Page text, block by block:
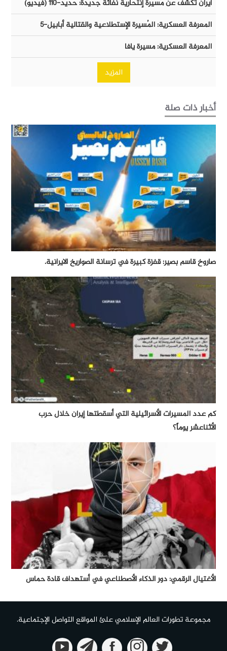
ايران تكشف عن مُسيرة إنتحارية نفاثة جديدة: حديد-١١٠ (فيديو)
المعرفة العسكرية: المُسيرة الإستطلاعية والقتالية أبابيل-٥
المعرفة العسكرية: مسيرة يافا
المزيد
أخبار ذات صلة
صاروخ قاسم بصير: قفزة كبيرة في ترسانة الصواريخ الايرانية.
كم عدد المسيرات الأسرائيلية التي أسقطتها إيران خلال حرب
الأثناعشر يوماً؟
الأغتيال الرقمي: دور الذكاء الأصطناعي في أستهداف قادة حماس
مجموعة تطورات العالم الإسلامي علئ المواقع التواصل الإجتماعية.